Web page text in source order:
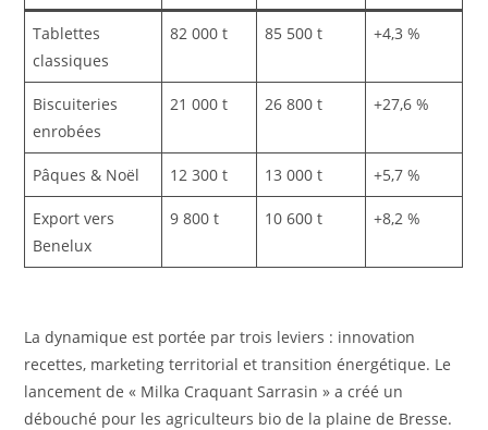
Tablettes
classiques
82 000 t 85 500 t +4,3 %
Biscuiteries
enrobées
21 000 t 26 800 t +27,6 %
Pâques & Noël 12 300 t 13 000 t +5,7 %
Export vers
Benelux
9 800 t 10 600 t +8,2 %
La dynamique est portée par trois leviers : innovation
recettes, marketing territorial et transition énergétique. Le
lancement de « Milka Craquant Sarrasin » a créé un
débouché pour les agriculteurs bio de la plaine de Bresse.